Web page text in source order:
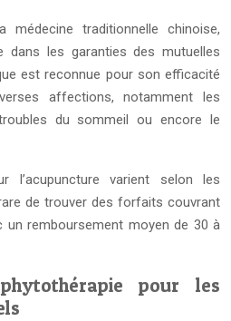
médecine traditionnelle chinoise,
dans les garanties des mutuelles
est reconnue pour son efficacité
affections, notamment les
du sommeil ou encore le
l’acupuncture varient selon les
de trouver des forfaits couvrant
un remboursement moyen de 30 à
pour les